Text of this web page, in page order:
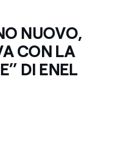
NUOVO,
CON LA
DI ENEL